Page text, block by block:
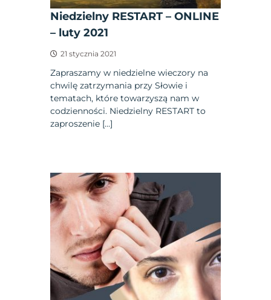
Niedzielny RESTART – ONLINE
– luty 2021
21 stycznia 2021
Zapraszamy w niedzielne wieczory na
chwilę zatrzymania przy Słowie i
tematach, które towarzyszą nam w
codzienności. Niedzielny RESTART to
zaproszenie […]